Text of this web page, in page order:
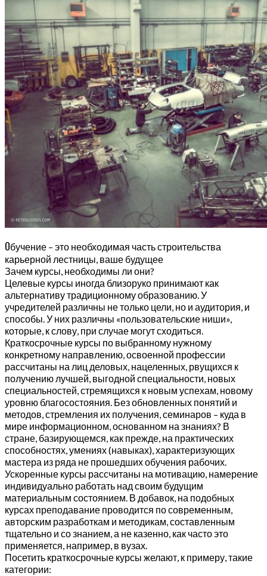
Обучение – это необходимая часть строительства
карьерной лестницы, ваше будущее
Зачем курсы, необходимы ли они?
Целевые курсы иногда близоруко принимают как
альтернативу традиционному образованию. У
учредителей различны не только цели, но и аудитория, и
способы. У них различны «пользовательские ниши»,
которые, к слову, при случае могут сходиться.
Краткосрочные курсы по выбранному нужному
конкретному направлению, освоенной профессии
рассчитаны на лиц деловых, нацеленных, рвущихся к
получению лучшей, выгодной специальности, новых
специальностей, стремящихся к новым успехам, новому
уровню благосостояния. Без обновленных понятий и
методов, стремления их получения, семинаров – куда в
мире информационном, основанном на знаниях? В
стране, базирующемся, как прежде, на практических
способностях, умениях (навыках), характеризующих
мастера из ряда не прошедших обучения рабочих.
Ускоренные курсы рассчитаны на мотивацию, намерение
индивидуально работать над своим будущим
материальным состоянием. В добавок, на подобных
курсах преподавание проводится по современным,
авторским разработкам и методикам, составленным
тщательно и со знанием, а не казенно, как часто это
применяется, например, в вузах.
Посетить краткосрочные курсы желают, к примеру, такие
категории: